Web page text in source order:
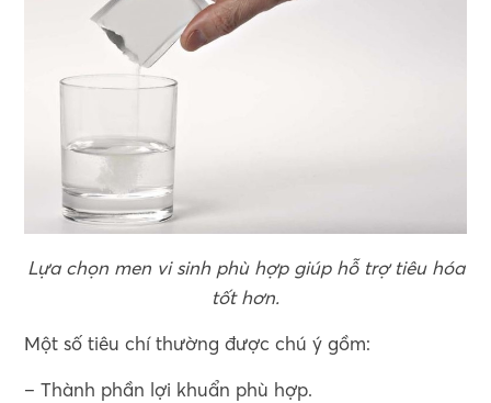
Lựa chọn men vi sinh phù hợp giúp hỗ trợ tiêu hóa
tốt hơn.
Một số tiêu chí thường được chú ý gồm:
– Thành phần lợi khuẩn phù hợp.